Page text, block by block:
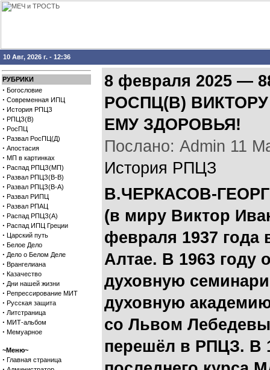
10 Авг, 2026 г. - 12:36
РУБРИКИ
· Богословие
· Современная ИПЦ
· История РПЦЗ
· РПЦЗ(В)
· РосПЦ
· Развал РосПЦ(Д)
· Апостасия
· МП в картинках
· Распад РПЦЗ(МП)
· Развал РПЦЗ(В-В)
· Развал РПЦЗ(В-А)
· Развал РИПЦ
· Развал РПАЦ
· Распад РПЦЗ(А)
· Распад ИПЦ Греции
· Царский путь
· Белое Дело
· Дело о Белом Деле
· Врангелиана
· Казачество
· Дни нашей жизни
· Репрессирование МИТ
· Русская защита
· Литстраница
· МИТ-альбом
· Мемуарное
~Меню~
· Главная страница
8 февраля 2025 —
РОСПЦ(В)
ЕМУ ЗДОРОВЬЯ!
Послано: Admin 11
История РПЦЗ
В.ЧЕРКАСОВ-
(в миру Виктор
февраля 1937 года
Алтае. В 1963 году
духовную
духовную
со Львом
перешёл в РПЦЗ. В